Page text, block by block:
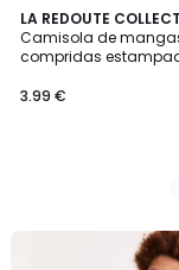
LA REDOUTE
Camisola de
compridas
3.99 €
2
Cores